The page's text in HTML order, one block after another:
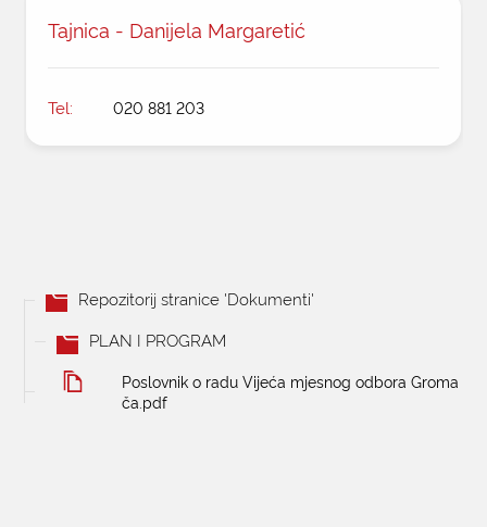
Tajnica - Danijela Margaretić
Tel: 020 881 203
Repozitorij stranice 'Dokumenti'
PLAN I PROGRAM
Poslovnik o radu Vijeća mjesnog odbora Groma
ča.pdf